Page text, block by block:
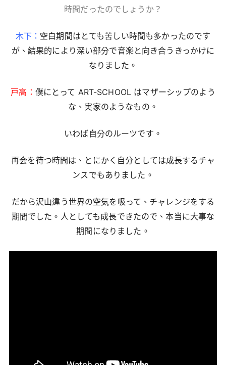
時間だったのでしょうか？
木下： 空白期間はとても苦しい時間も多かったのです
が、結果的により深い部分で音楽と向き合うきっかけに
なりました。
戸高： 僕にとって ART-SCHOOL はマザーシップのよう
な、実家のようなもの。
いわば自分のルーツです。
再会を待つ時間は、とにかく自分としては成長するチャ
ンスでもありました。
だから沢山違う世界の空気を吸って、チャレンジをする
期間でした。人としても成長できたので、本当に大事な
期間になりました。